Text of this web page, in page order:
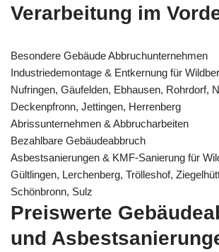
Verarbeitung im
Besondere Gebäude Abbruchunternehmen
Industriedemontage & Entkernung für
Nufringen, Gäufelden, Ebhausen, Rohrdorf,
Deckenpfronn, Jettingen, Herrenberg
Abrissunternehmen & Abbrucharbeiten
Bezahlbare Gebäudeabbruch
Asbestsanierungen & KMF-Sanierung für
Gültlingen, Lerchenberg, Trölleshof,
Schönbronn, Sulz
Preiswerte
und